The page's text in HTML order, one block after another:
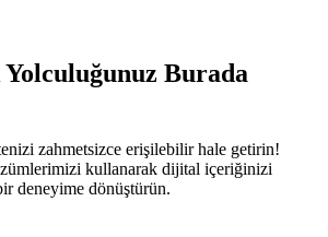
Burada
zahmetsizce erişilebilir hale getirin!
kullanarak dijital içeriğinizi
deneyime dönüştürün.